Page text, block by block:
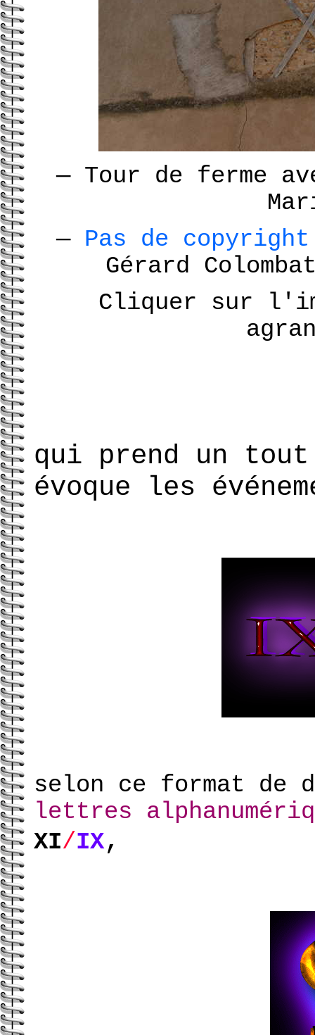
—Tour de ferme
— Pas de
Gérard
Cliquer sur
qui prend un
évoque les
selon ce format de
lettres
XI/IX,